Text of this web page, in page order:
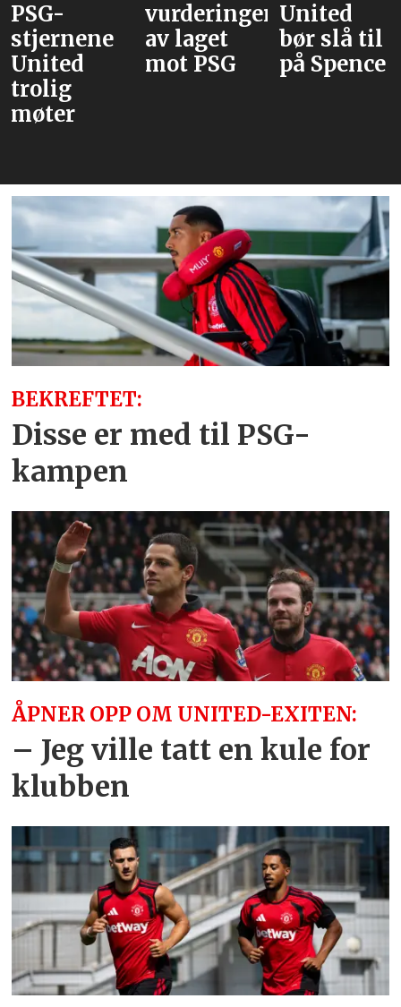
vurderinger
av laget
mot PSG
United
bør slå til
på Spence
Rodri
velger
BEKREFTET:
Disse er med til PSG-
kampen
ÅPNER OPP OM UNITED-EXITEN:
– Jeg ville tatt en kule for
klubben